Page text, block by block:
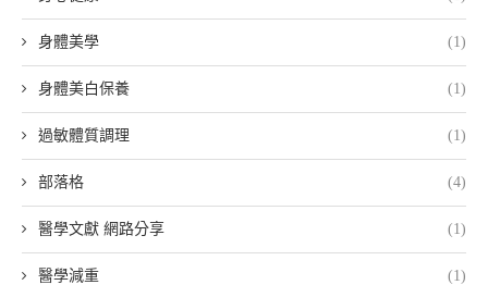
身體美學 (1)
身體美白保養 (1)
過敏體質調理 (1)
部落格 (4)
醫學文獻 網路分享 (1)
醫學減重 (1)